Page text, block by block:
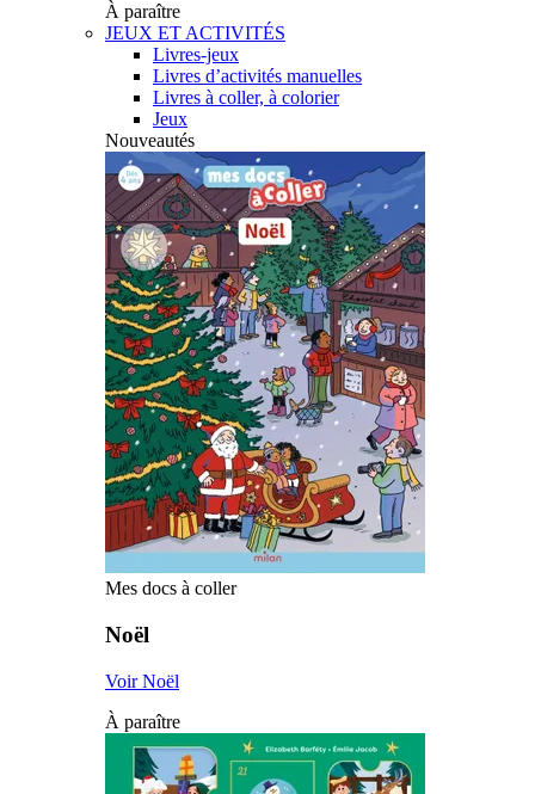
À paraître
JEUX ET ACTIVITÉS
Livres-jeux
Livres d’activités manuelles
Livres à coller, à colorier
Jeux
Nouveautés
Mes docs à coller
Noël
Voir Noël
À paraître